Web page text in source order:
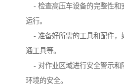
- 检查高压车设备的完整性和
运行。
- 准备好所需的工具和配件，
通工具等。
- 对作业区域进行安全警示和
环境的安全。